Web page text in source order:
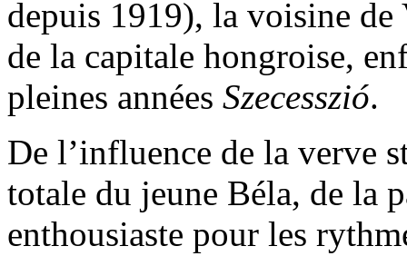
depuis 1919), la voisine de
de la capitale hongroise,
pleines années Szecesszió.
De l’influence de la verve
totale du jeune Béla, de la
enthousiaste pour les